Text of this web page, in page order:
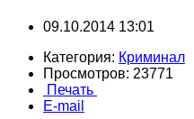
09.10.2014 13:01
Категория: Криминал
Просмотров: 23771
Печать
E-mail